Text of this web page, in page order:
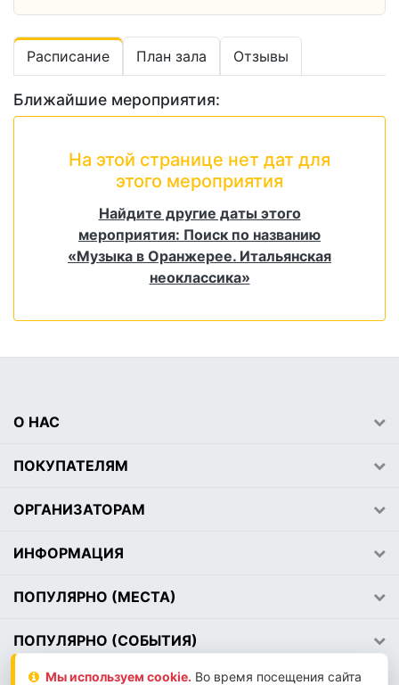
Расписание План зала Отзывы
Ближайшие мероприятия:
На этой странице нет дат для
этого мероприятия
Найдите другие даты этого
мероприятия: Поиск по названию
«Музыка в Оранжерее. Итальянская
неоклассика»
О НАС
ПОКУПАТЕЛЯМ
ОРГАНИЗАТОРАМ
ИНФОРМАЦИЯ
ПОПУЛЯРНО (МЕСТА)
ПОПУЛЯРНО (СОБЫТИЯ)
Мы используем сookie. Во время посещения сайта